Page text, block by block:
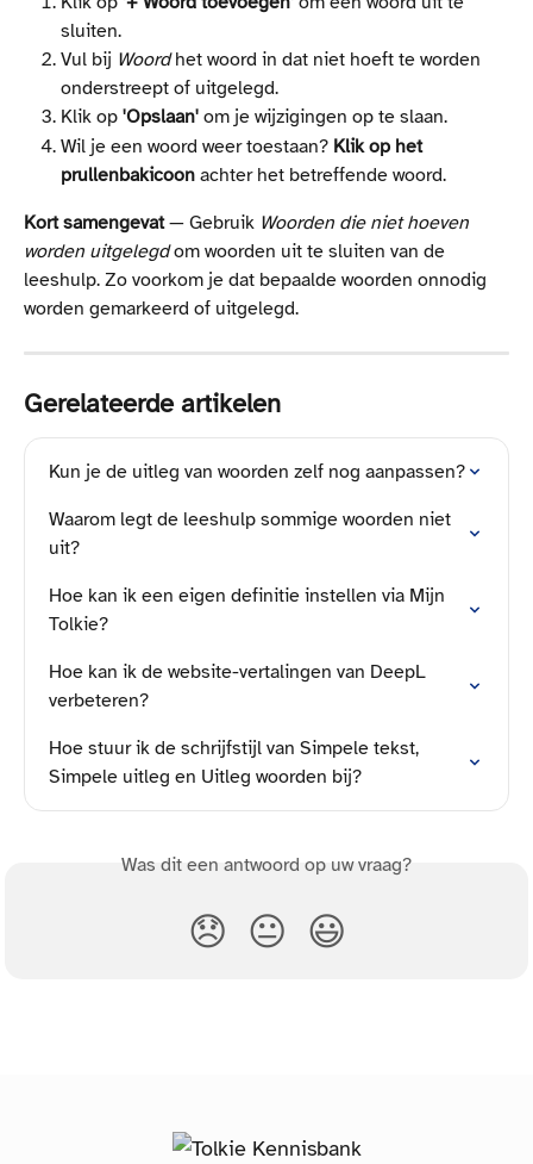
sluiten.
Vul bij Woord het woord in dat niet hoeft te worden
onderstreept of uitgelegd.
Klik op 'Opslaan' om je wijzigingen op te slaan.
Wil je een woord weer toestaan? Klik op het
prullenbakicoon achter het betreffende woord.
Kort samengevat — Gebruik Woorden die niet hoeven
worden uitgelegd om woorden uit te sluiten van de
leeshulp. Zo voorkom je dat bepaalde woorden onnodig
worden gemarkeerd of uitgelegd.
Gerelateerde artikelen
Kun je de uitleg van woorden zelf nog aanpassen?
Waarom legt de leeshulp sommige woorden niet
uit?
Hoe kan ik een eigen definitie instellen via Mijn
Tolkie?
Hoe kan ik de website-vertalingen van DeepL
verbeteren?
Hoe stuur ik de schrijfstijl van Simpele tekst,
Simpele uitleg en Uitleg woorden bij?
Was dit een antwoord op uw vraag?
😞 😐 😃